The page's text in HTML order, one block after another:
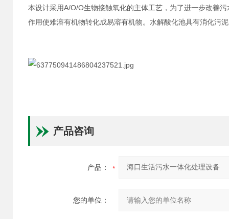
本设计采用A/O/O生物接触氧化的主体工艺，为了进一步改善
作用使难溶有机物转化成易溶有机物。水解酸化池具有消化污
产品咨询
产品：
您的单位：